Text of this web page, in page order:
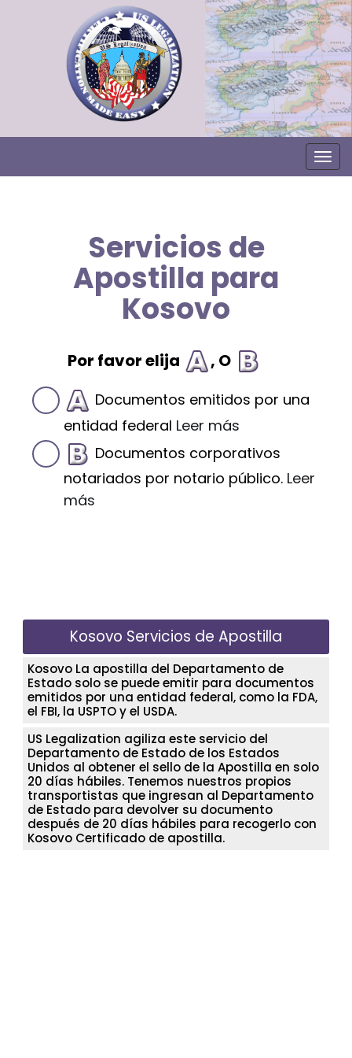
Servicios de
Apostilla para
Kosovo
Por favor elija , O
Documentos emitidos por una
entidad federal Leer más
Documentos corporativos
notariados por notario público. Leer
más
Kosovo Servicios de Apostilla
Kosovo La apostilla del Departamento de
Estado solo se puede emitir para documentos
emitidos por una entidad federal, como la FDA,
el FBI, la USPTO y el USDA.
US Legalization agiliza este servicio del
Departamento de Estado de los Estados
Unidos al obtener el sello de la Apostilla en solo
20 días hábiles. Tenemos nuestros propios
transportistas que ingresan al Departamento
de Estado para devolver su documento
después de 20 días hábiles para recogerlo con
Kosovo Certificado de apostilla.